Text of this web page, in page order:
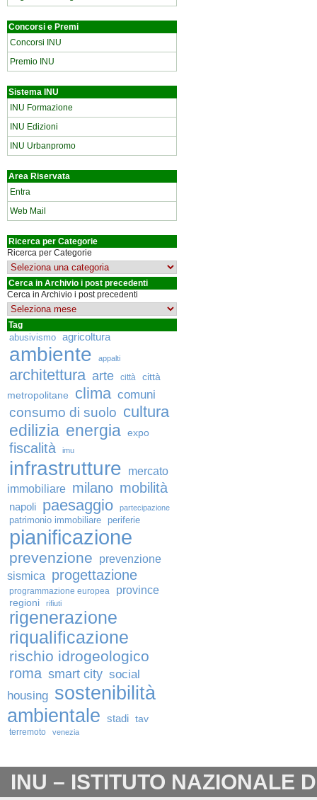
Concorsi e Premi
Concorsi INU
Premio INU
Sistema INU
INU Formazione
INU Edizioni
INU Urbanpromo
Area Riservata
Entra
Web Mail
Ricerca per Categorie
Ricerca per Categorie
Cerca in Archivio i post precedenti
Cerca in Archivio i post precedenti
Tag
abusivismo agricoltura
ambiente appalti
architettura arte città
città
metropolitane
clima comuni
consumo di suolo cultura
edilizia energia expo
fiscalità imu
infrastrutture
mercato
immobiliare milano mobilità
napoli paesaggio partecipazione
patrimonio immobiliare periferie
pianificazione
prevenzione
prevenzione
sismica
progettazione
programmazione europea province
regioni rifiuti
rigenerazione
riqualificazione
rischio idrogeologico
roma smart city social
housing sostenibilità
ambientale stadi tav
terremoto venezia
INU – ISTITUTO NAZIONALE